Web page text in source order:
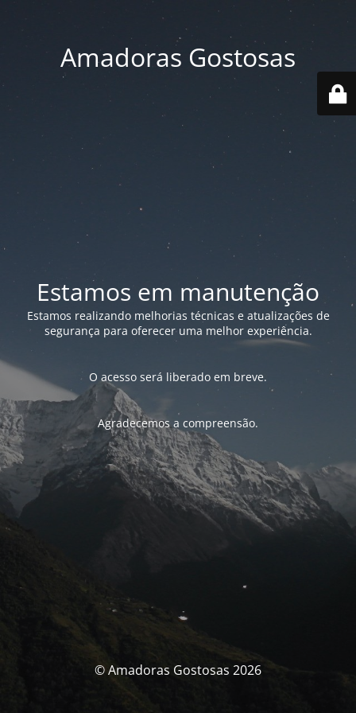
Amadoras Gostosas
Estamos em manutenção
Estamos realizando melhorias técnicas e atualizações de
segurança para oferecer uma melhor experiência.
O acesso será liberado em breve.
Agradecemos a compreensão.
© Amadoras Gostosas 2026